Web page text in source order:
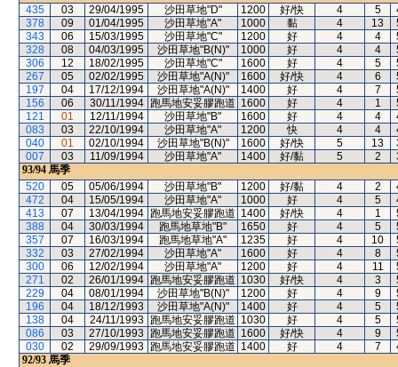
435
03 29/04/1995 沙田草地"D" 1200 好/快 4 5
378
09 01/04/1995 沙田草地"A" 1000 黏 4 13
343
06 15/03/1995 沙田草地"C" 1200 好 4 4
328
08 04/03/1995 沙田草地"B(N)" 1000 好 4 4
306
12 18/02/1995 沙田草地"C" 1600 好 4 5
267
05 02/02/1995 沙田草地"A(N)" 1600 好/快 4 6
197
04 17/12/1994 沙田草地"A(N)" 1400 好 4 7
156
06 30/11/1994 跑馬地安妥膠跑道 1600 好 4 1
121
01 12/11/1994 沙田草地"B" 1600 好 4 4
083
03 22/10/1994 沙田草地"A" 1200 快 4 4
040
01 02/10/1994 沙田草地"B(N)" 1600 好/快 5 13
007
03 11/09/1994 沙田草地"A" 1400 好/黏 5 2
93/94 馬季
520
05 05/06/1994 沙田草地"B" 1200 好/黏 4 2
472
04 15/05/1994 沙田草地"A" 1000 好 4 5
413
07 13/04/1994 跑馬地安妥膠跑道 1400 好/快 4 1
388
04 30/03/1994 跑馬地草地"B" 1650 好 4 5
357
07 16/03/1994 跑馬地草地"A" 1235 好 4 10
332
03 27/02/1994 沙田草地"A" 1600 好 4 8
300
06 12/02/1994 沙田草地"A" 1200 好 4 11
271
02 26/01/1994 跑馬地安妥膠跑道 1030 好/快 4 3
229
04 08/01/1994 沙田草地"B(N)" 1200 好 4 9
196
04 18/12/1993 沙田草地"A(N)" 1400 好 4 5
138
04 24/11/1993 跑馬地安妥膠跑道 1030 好 4 5
086
03 27/10/1993 跑馬地安妥膠跑道 1600 好/快 4 9
030
02 29/09/1993 跑馬地安妥膠跑道 1400 好 4 7
92/93 馬季